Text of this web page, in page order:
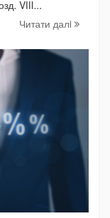
VIII...
Читати далi